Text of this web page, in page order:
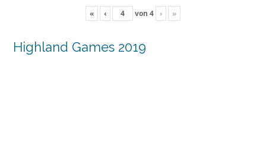
« ‹ von 4 › »
Highland Games 2019